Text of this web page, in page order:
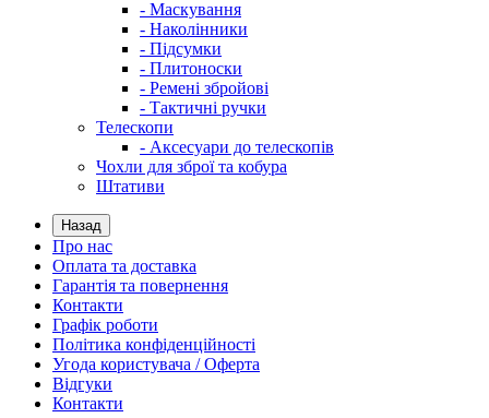
- Маскування
- Наколінники
- Підсумки
- Плитоноски
- Ремені збройові
- Тактичні ручки
Телескопи
- Аксесуари до телескопів
Чохли для зброї та кобура
Штативи
Назад
Про нас
Оплата та доставка
Гарантія та повернення
Контакти
Графік роботи
Політика конфіденційності
Угода користувача / Оферта
Відгуки
Контакти